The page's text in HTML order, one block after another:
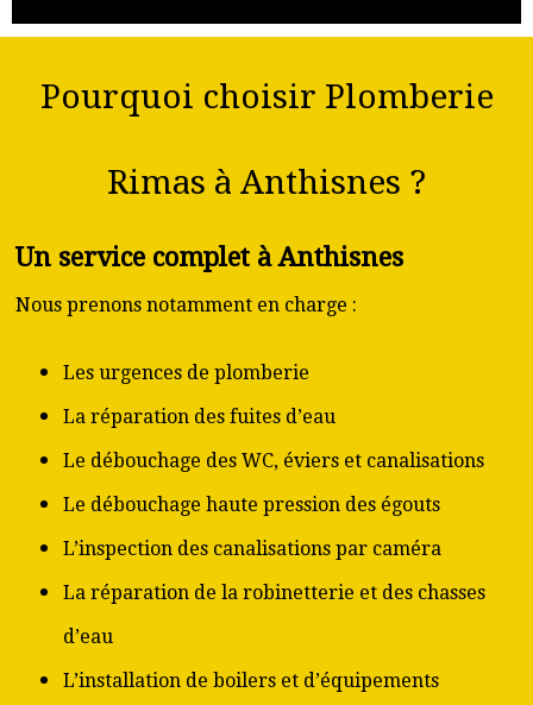
Pourquoi choisir Plomberie
Rimas à Anthisnes ?
Un service complet à Anthisnes
Nous prenons notamment en charge :
Les urgences de plomberie
La réparation des fuites d’eau
Le débouchage des WC, éviers et canalisations
Le débouchage haute pression des égouts
L’inspection des canalisations par caméra
La réparation de la robinetterie et des chasses
d’eau
L’installation de boilers et d’équipements